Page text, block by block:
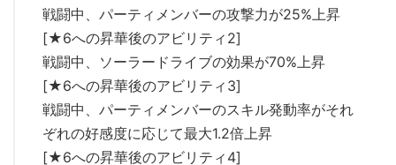
戦闘中、パーティメンバーの攻撃力が25%上昇
[★6への昇華後のアビリティ2]
戦闘中、ソーラードライブの効果が70%上昇
[★6への昇華後のアビリティ3]
戦闘中、パーティメンバーのスキル発動率がそれ
ぞれの好感度に応じて最大1.2倍上昇
[★6への昇華後のアビリティ4]